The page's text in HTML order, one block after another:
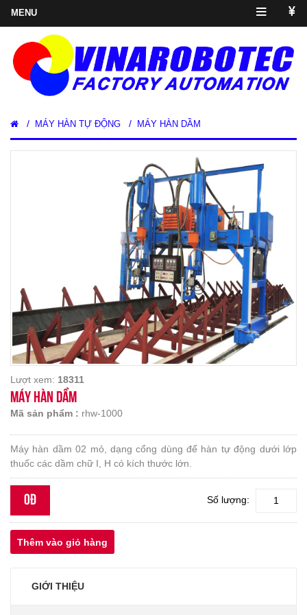
/ MÁY HÀN TỰ ĐỘNG / MÁY HÀN DẦM
Lượt xem: 18311
MÁY HÀN DẦM
Mã sản phẩm : rhw-1000
Máy hàn dầm 02 mỏ, dạng cổng dùng để hàn tự động dưới lớp
thuốc các dầm chữ I, H có kích thước lớn.
0đ Số lượng:
GIỚI THIỆU